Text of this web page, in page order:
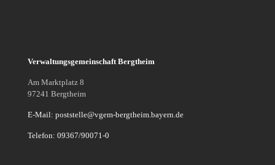
Verwaltungsgemeinschaft Bergtheim
Am Marktplatz 8
97241 Bergtheim
E-Mail: poststelle@vgem-bergtheim.bayern.de
Telefon: 09367/90071-0